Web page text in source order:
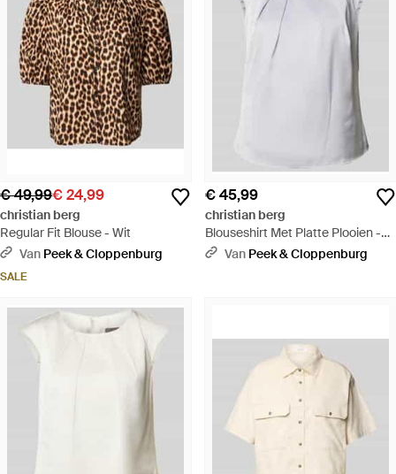
€ 49,99€ 24,99
christian berg
Regular Fit Blouse - Wit
Van Peek & Cloppenburg
SALE
€ 45,99
christian berg
Blouseshirt Met Platte Plooien -
Wit Van Peek & Cloppenburg